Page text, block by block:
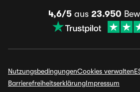
4,6/5aus 23.950
NutzungsbedingungenCookies verwalten
BarrierefreiheitserklärungImpressum